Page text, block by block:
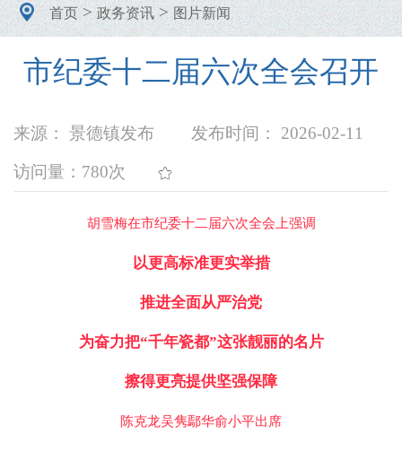
首页>政务资讯>图片新闻
市纪委十二届六次全会召开
来源： 景德镇发布 发布时间： 2026-02-11
访问量： 780次
胡雪梅在市纪委十二届六次全会上强调
以更高标准更实举措
推进全面从严治党
为奋力把“千年瓷都”这张靓丽的名片
擦得更亮提供坚强保障
陈克龙吴隽鄢华俞小平出席